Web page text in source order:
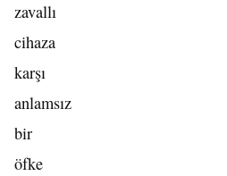
zavallı
cihaza
karşı
anlamsız
bir
öfke